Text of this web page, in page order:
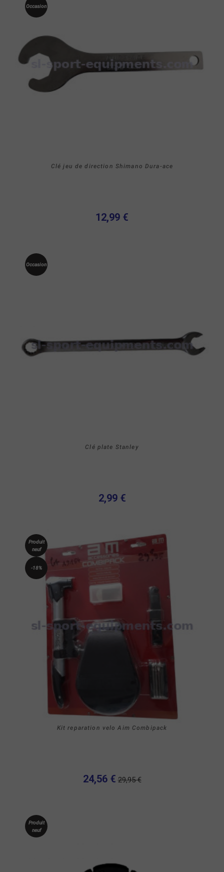
Occasion
Clé jeu de direction Shimano Dura-ace
12,99 €
Occasion
Clé plate Stanley
2,99 €
Produit
neuf
-18%
Kit reparation velo Aim Combipack
24,56 € 29,95 €
Produit
neuf